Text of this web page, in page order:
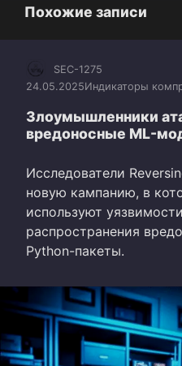
Похожие записи
SEC-1275
24.05.2025Индикаторы
Злоумышленники
вредоносные ML-
Исследователи
новую кампанию, в
используют
распространения
Python-пакеты.